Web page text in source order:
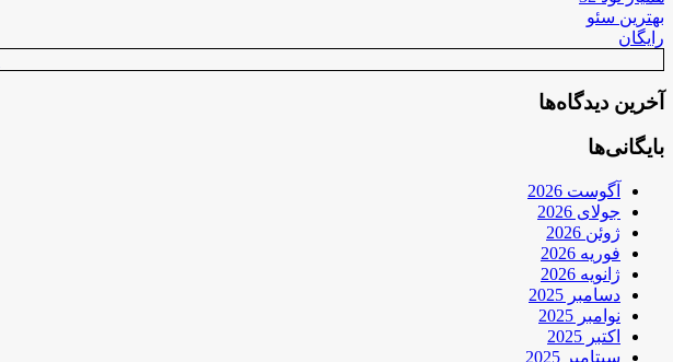
بهترین سئو
رایگان
آخرین دیدگاه‌ها
بایگانی‌ها
آگوست 2026
جولای 2026
ژوئن 2026
فوریه 2026
ژانویه 2026
دسامبر 2025
نوامبر 2025
اکتبر 2025
سپتامبر 2025